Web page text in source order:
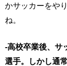
かサッカーをや
ね。
-高校卒業後、サ
選手。しかし通